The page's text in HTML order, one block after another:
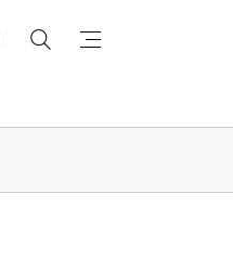
검